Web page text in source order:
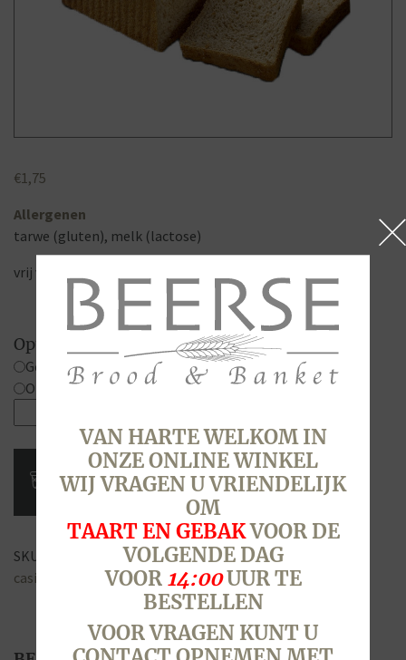
€1,75
Allergenen
tarwe (gluten), melk (lactose)
vrij van ei
Opties
Gesneden
Ongesneden
vierkant,
Bruin
Tarwe,
aantal
SKU: Categorie: Brood & BroodjesTags:
casino
rond,vierkant
VAN HARTE WELKOM IN
ONZE ONLINE WINKEL
WIJ VRAGEN U VRIENDELIJK
OM
TAART EN GEBAKVOOR DE
VOLGENDE DAG
VOOR 14:00UUR TE
BESTELLEN
VOOR VRAGEN KUNT U